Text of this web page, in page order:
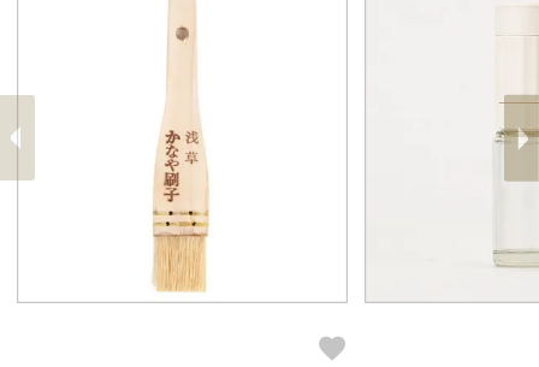
前
へ 次
へ